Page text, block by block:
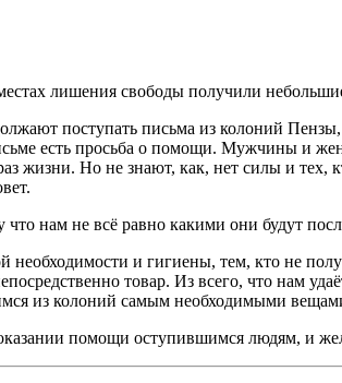
лишения свободы получили
поступать письма из колоний Пензы,
есть просьба о помощи. Мужчины
жизни. Но не знают, как, нет силы и
нам не всё равно какими они будут
необходимости и гигиены, тем, кто не
товар. Из всего, что нам
из колоний самым необходимыми
помощи оступившимся людям, и